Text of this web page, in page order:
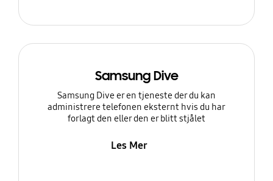
Samsung Dive
Samsung Dive er en tjeneste der du kan
administrere telefonen eksternt hvis du har
forlagt den eller den er blitt stjålet
Les Mer